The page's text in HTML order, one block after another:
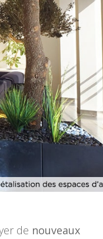
de nouveaux